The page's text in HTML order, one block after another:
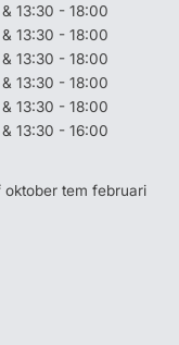
13:30 - 18:00
13:30 - 18:00
13:30 - 18:00
13:30 - 18:00
13:30 - 18:00
13:30 - 16:00
oktober tem februari